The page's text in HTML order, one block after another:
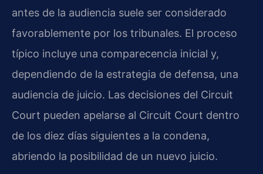
antes de la audiencia suele ser considerado
favorablemente por los tribunales. El proceso
típico incluye una comparecencia inicial y,
dependiendo de la estrategia de defensa, una
audiencia de juicio. Las decisiones del Circuit
Court pueden apelarse al Circuit Court dentro
de los diez días siguientes a la condena,
abriendo la posibilidad de un nuevo juicio.